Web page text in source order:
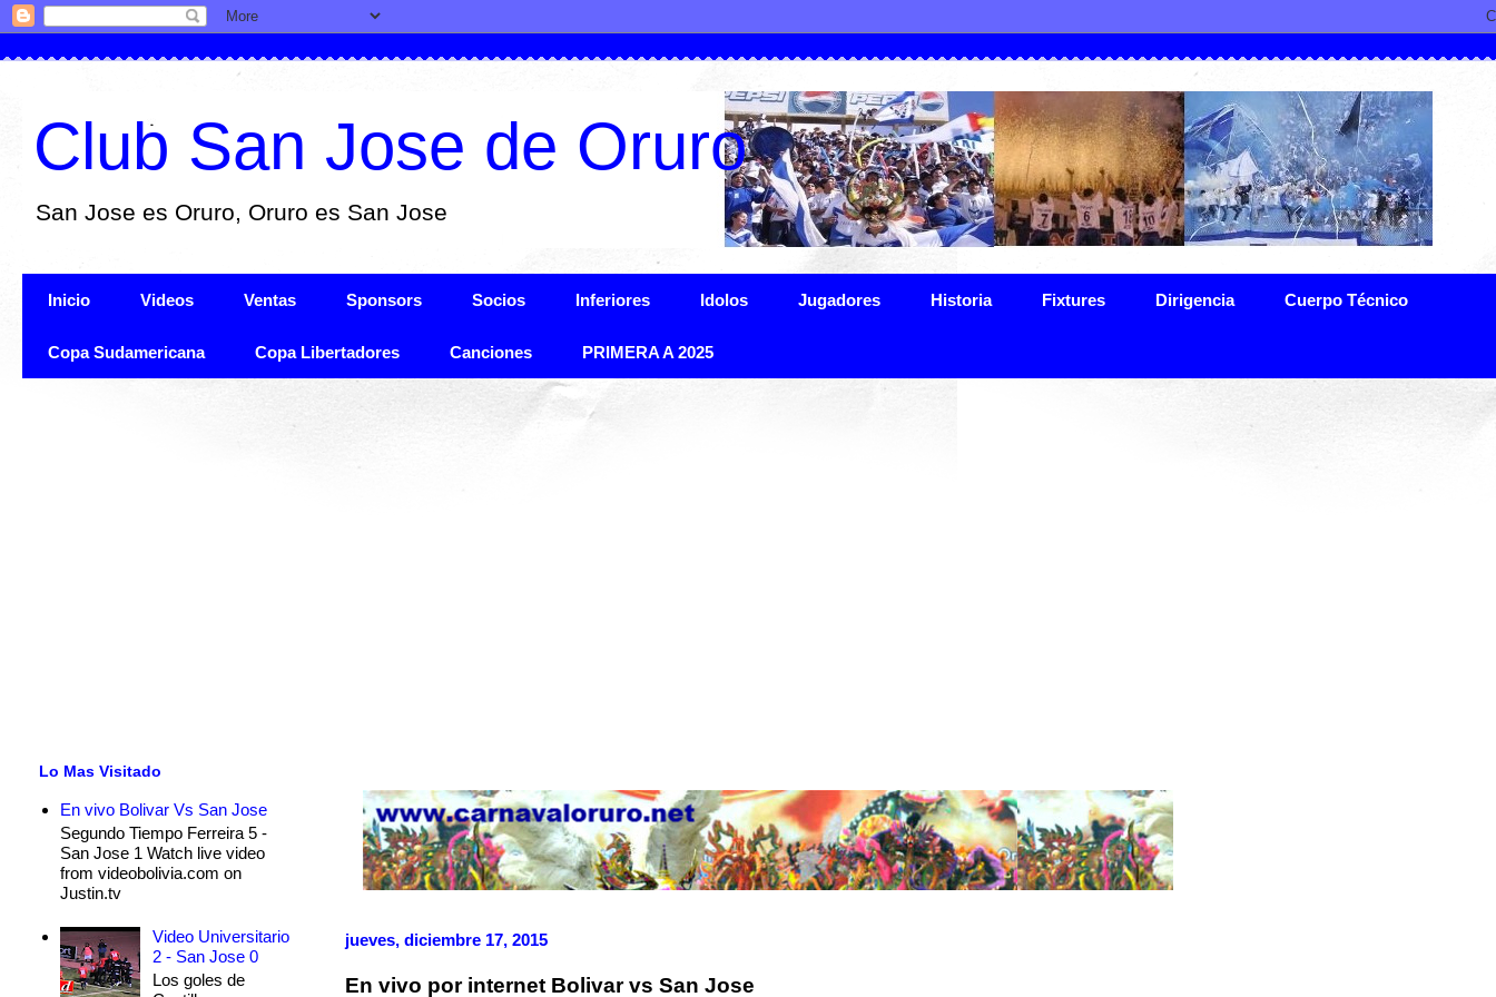
Club San Jose de Oruro
San Jose es Oruro, Oruro es San Jose
Inicio Videos Ventas Sponsors Socios Inferiores Idolos Jugadores Historia Fixtures Dirigencia Cuerpo Técnico
Copa Sudamericana Copa Libertadores Canciones PRIMERA A 2025
jueves, diciembre 17, 2015
En vivo por internet Bolivar vs San Jose
Lo Mas Visitado
En vivo Bolivar Vs San Jose
Segundo Tiempo Ferreira 5 -
San Jose 1 Watch live video
from videobolivia.com on
Justin.tv
Video Universitario
2 - San Jose 0
Los goles de